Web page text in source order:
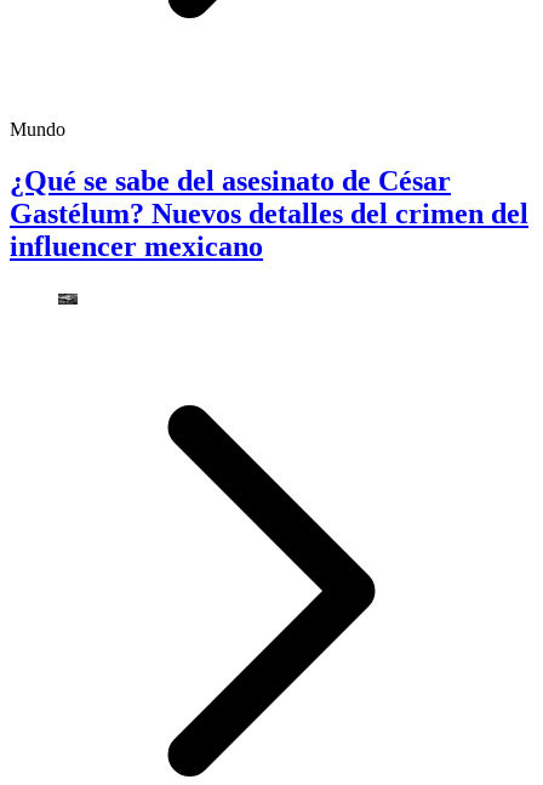
Mundo
¿Qué se sabe del asesinato de César
Gastélum? Nuevos detalles del crimen del
influencer mexicano